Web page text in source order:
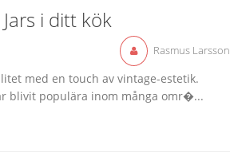
i ditt kök
Rasmus Larsson
med en touch av vintage-estetik.
blivit populära inom många omr�...